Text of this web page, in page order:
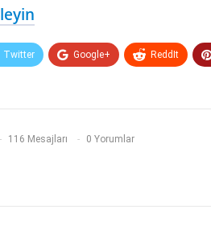
Twitter Google+ ReddIt
116 Mesajları 0 Yorumlar